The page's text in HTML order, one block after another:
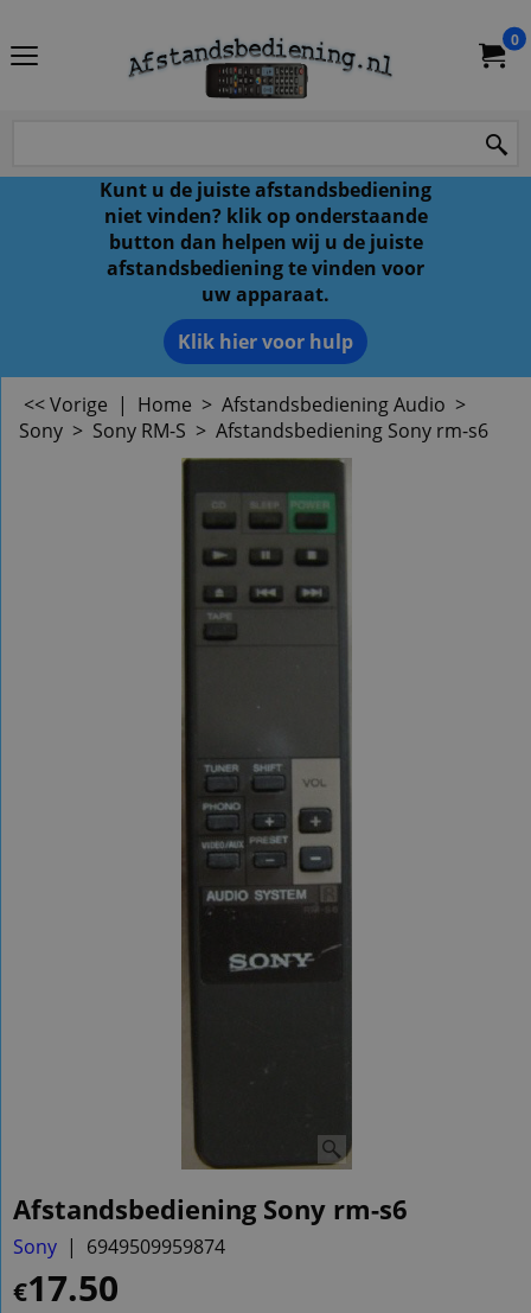
0
Kunt u de juiste afstandsbediening
niet vinden? klik op onderstaande
button dan helpen wij u de juiste
afstandsbediening te vinden voor
uw apparaat.
Klik hier voor hulp
<< Vorige | Home > Afstandsbediening Audio >
Sony > Sony RM-S > Afstandsbediening Sony rm-s6
Afstandsbediening Sony rm-s6
Sony 6949509959874
€17.50